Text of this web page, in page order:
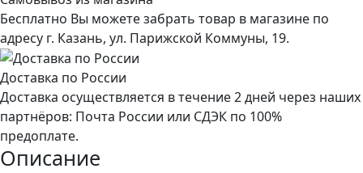
Бесплатно Вы можете забрать товар в магазине по
адресу г. Казань, ул. Парижской Коммуны, 19.
Доставка по России
Доставка осуществляется в течение 2 дней через наших
партнёров: Почта России или СДЭК по 100%
предоплате.
Описание